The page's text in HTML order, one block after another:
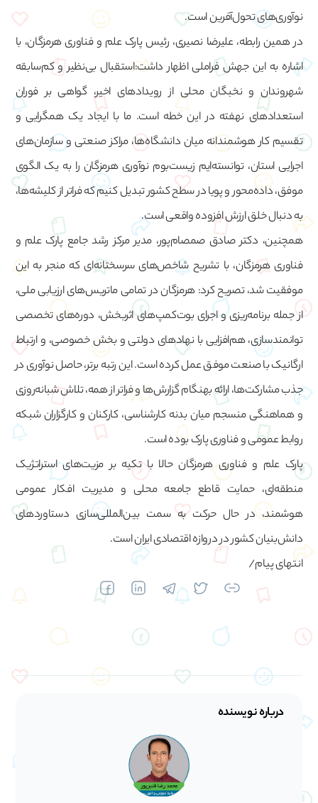
نوآوری‌های تحول‌آفرین است.
در همین رابطه، علیرضا نصیری، رئیس پارک علم و فناوری هرمزگان، با
اشاره به این جهش فراملی اظهار داشت:استقبال بی‌نظیر و کم‌سابقه
شهروندان و نخبگان محلی از رویدادهای اخیر، گواهی بر فوران
استعدادهای نهفته در این خطه است. ما با ایجاد یک همگرایی و
تقسیم کار هوشمندانه میان دانشگاه‌ها، مراکز صنعتی و سازمان‌های
اجرایی استان، توانسته‌ایم زیست‌بوم نوآوری هرمزگان را به یک الگوی
موفق، داده‌محور و پویا در سطح کشور تبدیل کنیم که فراتر از کلیشه‌ها،
به دنبال خلق ارزش افزوده واقعی است.
همچنین، دکتر صادق صمصام‌پور، مدیر مرکز رشد جامع پارک علم و
فناوری هرمزگان، با تشریح شاخص‌های سرسختانه‌ای که منجر به این
موفقیت شد، تصریح کرد: هرمزگان در تمامی ماتریس‌های ارزیابی ملی،
از جمله برنامه‌ریزی و اجرای بوت‌کمپ‌های اثربخش، دوره‌های تخصصی
توانمندسازی، هم‌افزایی با نهادهای دولتی و بخش خصوصی، و ارتباط
ارگانیک با صنعت موفق عمل کرده است. این رتبه برتر، حاصل نوآوری در
جذب مشارکت‌ها، ارائه بهنگام گزارش‌ها و فراتر از همه، تلاش شبانه‌روزی
و هماهنگی منسجم میان بدنه کارشناسی، کارکنان و کارگزاران شبکه
روابط عمومی و فناوری پارک بوده است.
پارک علم و فناوری هرمزگان حالا با تکیه بر مزیت‌های استراتژیک
منطقه‌ای، حمایت قاطع جامعه محلی و مدیریت افکار عمومی
هوشمند، در حال حرکت به سمت بین‌المللی‌سازی دستاوردهای
دانش‌بنیان کشور در دروازه اقتصادی ایران است.
انتهای پیام/
درباره نویسنده